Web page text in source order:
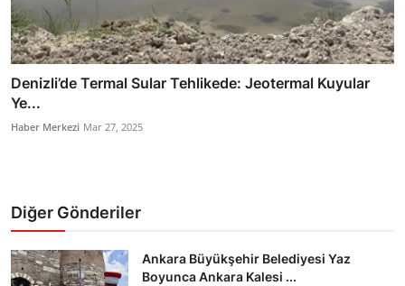
Denizli’de Termal Sular Tehlikede: Jeotermal Kuyular
Ye...
Haber Merkezi Mar 27, 2025
Diğer Gönderiler
Ankara Büyükşehir Belediyesi Yaz
Boyunca Ankara Kalesi ...